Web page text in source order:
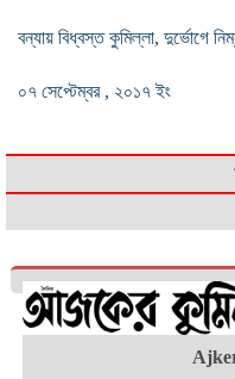
বন্যায় বিধ্বস্ত কুমিল্লা, দুর্ভোগে
০৭ সেপ্টেম্বর , ২০১৭ ইং